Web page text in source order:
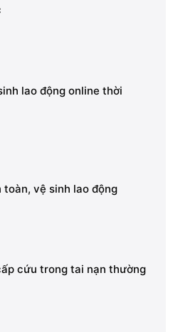
lao động online thời
vệ sinh lao động
cứu trong tai nạn thường